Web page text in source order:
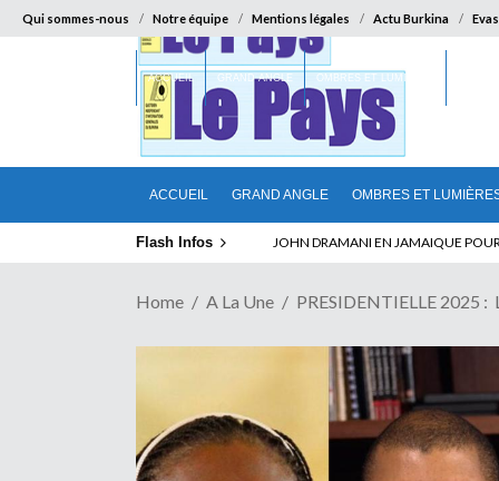
Qui sommes-nous Notre équipe Mentions légales Actu Burkina
ACCUEIL GRAND ANGLE OMBRES ET
ACCUEIL GRAND ANGLE OMBRES ET LUMIÈRES
Flash Infos ELECTION DE TALON A LA TETE
Home A La Une PRESIDENTIELLE 2025